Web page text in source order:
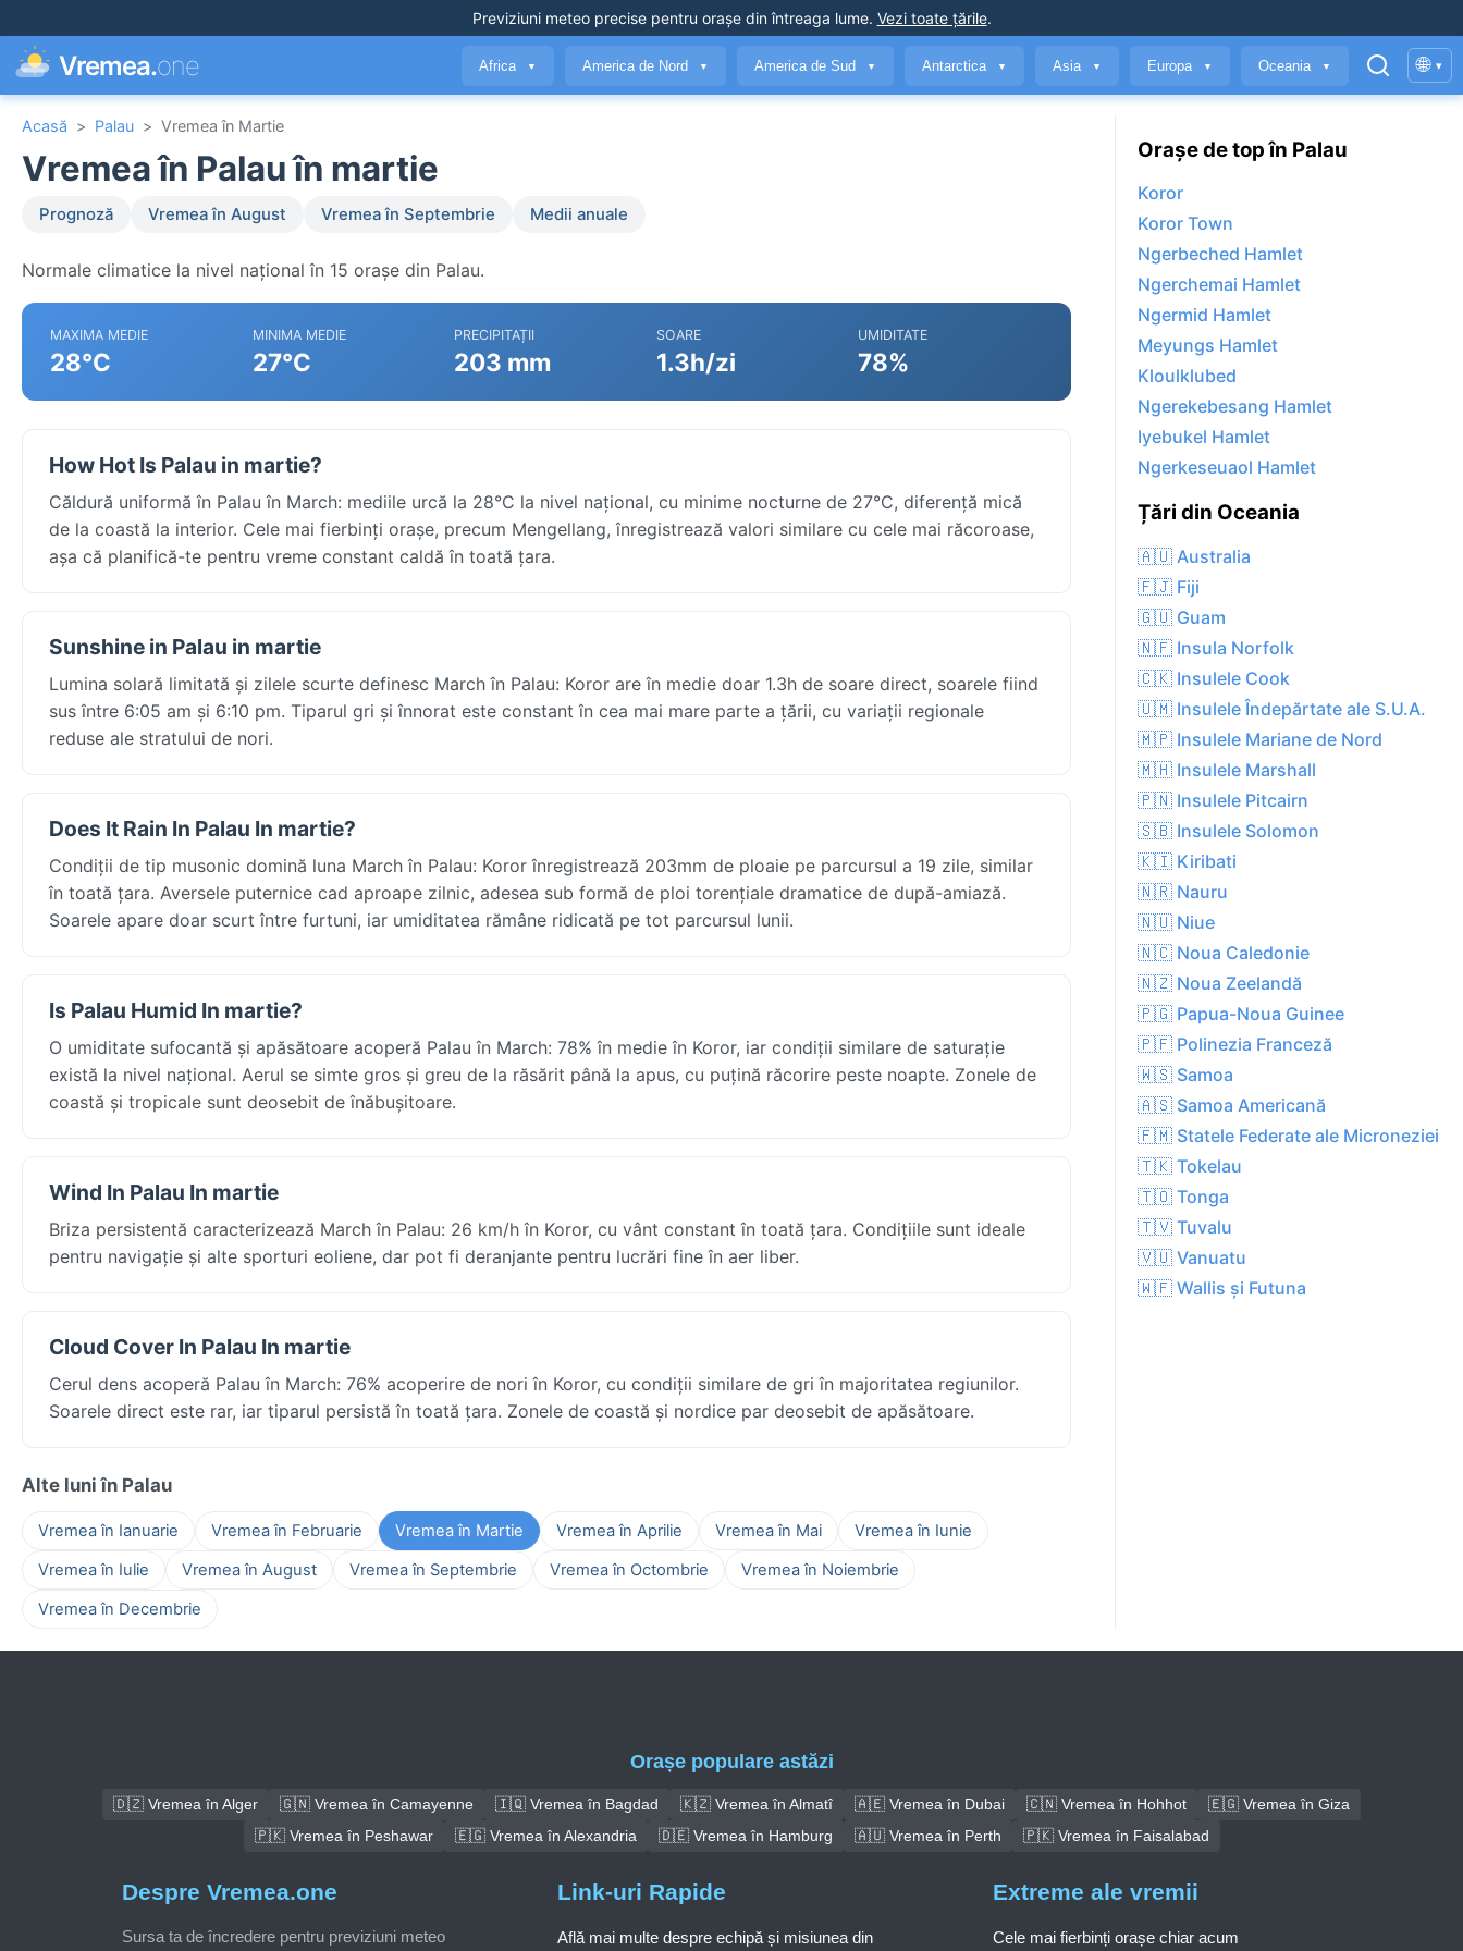
Previziuni meteo precisepentru orașe din întreaga lume. Vezi toate țările.
Vremea.one Africa ▼ America de Nord ▼ America de Sud ▼ Antarctica ▼ Asia ▼ Europa ▼ Oceania ▼ 🌐 ▾
Acasă > Palau > Vremea în Martie
Vremea în Palau în martie
Prognoză Vremea în August Vremea în Septembrie Medii anuale
Normale climatice la nivel național în 15 orașe din Palau.
MAXIMA MEDIE
28°C
MINIMA MEDIE
27°C
PRECIPITAȚII
203 mm
SOARE
1.3h/zi
UMIDITATE
78%
How Hot Is Palau in martie?
Căldură uniformă în Palau în March: mediile urcă la 28°C la nivel național, cu minime nocturne de 27°C, diferență mică
de la coastă la interior. Cele mai fierbinți orașe, precum Mengellang, înregistrează valori similare cu cele mai răcoroase,
așa că planifică-te pentru vreme constant caldă în toată țara.
Sunshine in Palau in martie
Lumina solară limitată și zilele scurte definesc March în Palau: Koror are în medie doar 1.3h de soare direct, soarele fiind
sus între 6:05 am și 6:10 pm. Tiparul gri și înnorat este constant în cea mai mare parte a țării, cu variații regionale
reduse ale stratului de nori.
Does It Rain In Palau In martie?
Condiții de tip musonic domină luna March în Palau: Koror înregistrează 203mm de ploaie pe parcursul a 19 zile, similar
în toată țara. Aversele puternice cad aproape zilnic, adesea sub formă de ploi torențiale dramatice de după-amiază.
Soarele apare doar scurt între furtuni, iar umiditatea rămâne ridicată pe tot parcursul lunii.
Is Palau Humid In martie?
O umiditate sufocantă și apăsătoare acoperă Palau în March: 78% în medie în Koror, iar condiții similare de saturație
există la nivel național. Aerul se simte gros și greu de la răsărit până la apus, cu puțină răcorire peste noapte. Zonele de
coastă și tropicale sunt deosebit de înăbușitoare.
Wind In Palau In martie
Briza persistentă caracterizează March în Palau: 26 km/h în Koror, cu vânt constant în toată țara. Condițiile sunt ideale
pentru navigație și alte sporturi eoliene, dar pot fi deranjante pentru lucrări fine în aer liber.
Cloud Cover In Palau In martie
Cerul dens acoperă Palau în March: 76% acoperire de nori în Koror, cu condiții similare de gri în majoritatea regiunilor.
Soarele direct este rar, iar tiparul persistă în toată țara. Zonele de coastă și nordice par deosebit de apăsătoare.
Alte luni în Palau
Vremea în Ianuarie Vremea în Februarie Vremea în Martie Vremea în Aprilie Vremea în Mai
Vremea în Iunie
Vremea în Iulie
Vremea în August Vremea în Septembrie Vremea în Octombrie
Vremea în Noiembrie
Vremea în Decembrie
Orașe de top în Palau
Koror
Koror Town
Ngerbeched Hamlet
Ngerchemai Hamlet
Ngermid Hamlet
Meyungs Hamlet
Kloulklubed
Ngerekebesang Hamlet
Iyebukel Hamlet
Ngerkeseuaol Hamlet
Țări din Oceania
🇦🇺 Australia
🇫🇯 Fiji
🇬🇺 Guam
🇳🇫 Insula Norfolk
🇨🇰 Insulele Cook
🇺🇲 Insulele Îndepărtate ale S.U.A.
🇲🇵 Insulele Mariane de Nord
🇲🇭 Insulele Marshall
🇵🇳 Insulele Pitcairn
🇸🇧 Insulele Solomon
🇰🇮 Kiribati
🇳🇷 Nauru
🇳🇺 Niue
🇳🇨 Noua Caledonie
🇳🇿 Noua Zeelandă
🇵🇬 Papua-Noua Guinee
🇵🇫 Polinezia Franceză
🇼🇸 Samoa
🇦🇸 Samoa Americană
🇫🇲 Statele Federate ale Microneziei
🇹🇰 Tokelau
🇹🇴 Tonga
🇹🇻 Tuvalu
🇻🇺 Vanuatu
🇼🇫 Wallis și Futuna
Orașe populare astăzi
🇩🇿 Vremea în Alger 🇬🇳 Vremea în Camayenne 🇮🇶 Vremea în Bagdad 🇰🇿 Vremea în Almatî 🇦🇪 Vremea în Dubai 🇨🇳 Vremea în Hohhot
🇪🇬 Vremea în Giza
🇵🇰 Vremea în Peshawar
🇪🇬 Vremea în Alexandria 🇩🇪 Vremea în Hamburg 🇦🇺 Vremea în Perth 🇵🇰 Vremea în Faisalabad
Despre Vremea.one
Sursa ta de încredere pentru previziuni meteo
Link-uri Rapide
Află mai multe despre echipă și misiunea din
Extreme ale vremii
Cele mai fierbinți orașe chiar acum